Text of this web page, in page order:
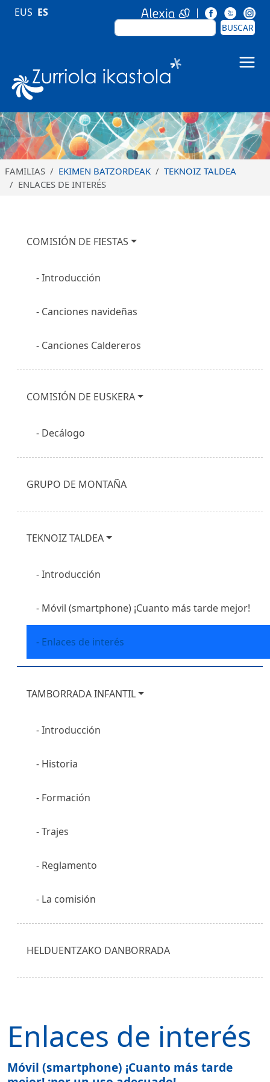
Pasar al contenido principal
BUSCAR
BUSCAR
EUS ES
FAMILIAS EKIMEN BATZORDEAK
TEKNOIZ TALDEA
ENLACES DE INTERÉS
Enlaces de interés
Móvil (smartphone) ¡Cuanto más tarde
COMISIÓN DE FIESTAS
Introducción
Canciones navideñas
Canciones Caldereros
COMISIÓN DE EUSKERA
Decálogo
GRUPO DE MONTAÑA
TEKNOIZ TALDEA
Introducción
Móvil (smartphone) ¡Cuanto más tarde mejor!
Enlaces de interés
TAMBORRADA INFANTIL
Introducción
Historia
Formación
Trajes
Reglamento
La comisión
HELDUENTZAKO DANBORRADA